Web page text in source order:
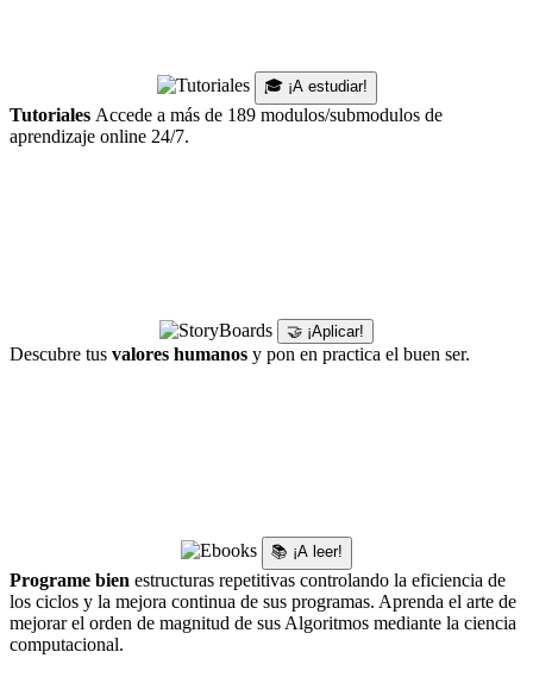
🎓 ¡A estudiar!
Tutoriales Accede a más de 189 modulos/submodulos de
aprendizaje online 24/7.
🤝 ¡Aplicar!
Descubre tus valores humanos y pon en practica el buen ser.
📚 ¡A leer!
Programe bien estructuras repetitivas controlando la eficiencia de
los ciclos y la mejora continua de sus programas. Aprenda el arte de
mejorar el orden de magnitud de sus Algoritmos mediante la ciencia
computacional.